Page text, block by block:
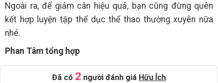
Ngoài ra, để giảm cân hiệu quả, bạn cũng đừng quên
kết hợp luyện tập thể dục thể thao thường xuyên nữa
nhé.
Phan Tâm tổng hợp
Đã có 2 người đánh giá Hữu Ích